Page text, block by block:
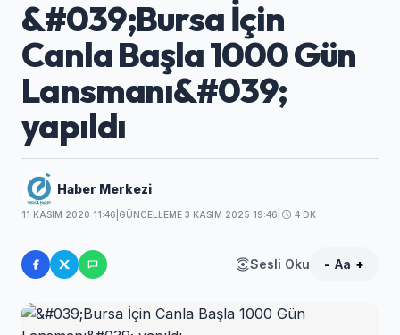
&#039;Bursa İçin
Canla Başla 1000 Gün
Lansmanı&#039;
yapıldı
Haber Merkezi
11 KASIM 2020 11:46 GÜNCELLEME 3 KASIM 2025 19:46 4 DK
Sesli Oku - Aa +